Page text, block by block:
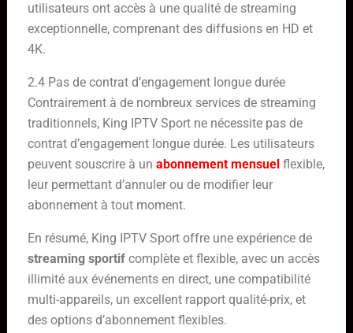
utilisateurs ont accès à une qualité de streaming
exceptionnelle, comprenant des diffusions en HD et
4K.
2.4 Pas de contrat d’engagement longue durée
Contrairement à de nombreux services de streaming
traditionnels, King IPTV Sport ne nécessite pas de
contrat d’engagement longue durée. Les utilisateurs
peuvent souscrire à un abonnement mensuel flexible,
leur permettant d’annuler ou de modifier leur
abonnement à tout moment.
En résumé, King IPTV Sport offre une expérience de
streaming sportifcomplète et flexible, avec un accès
illimité aux événements en direct, une compatibilité
multi-appareils, un excellent rapport qualité-prix, et
des options d’abonnement flexibles.